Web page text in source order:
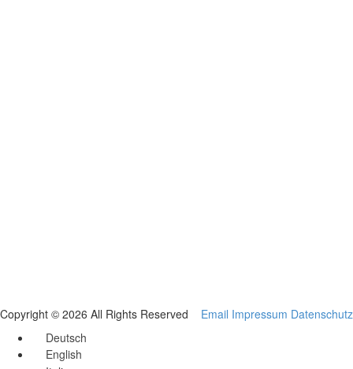
Copyright © 2026 All Rights Reserved Email Impressum Datenschutz
Deutsch
English